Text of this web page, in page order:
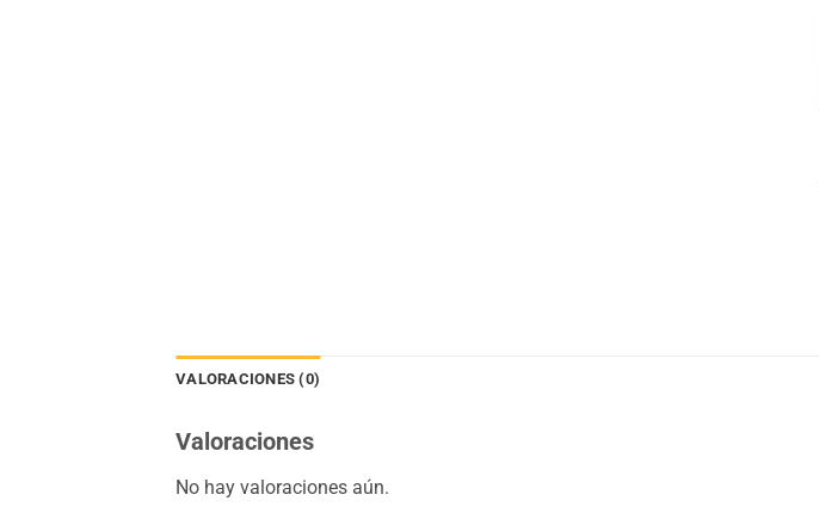
VALORACIONES (0)
Valoraciones
No hay valoraciones aún.